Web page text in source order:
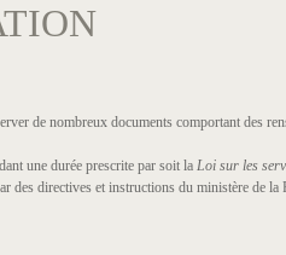
de nombreux documents comportant des
une durée prescrite par soit la Loi sur les
des directives et instructions du ministère de la